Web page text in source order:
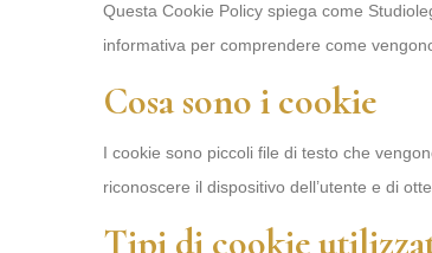
Questa Cookie Policy spiega come
informativa per comprendere come
Cosa sono i cookie
I cookie sono piccoli file di testo che
riconoscere il dispositivo dell’utente e di
Tipi di cookie